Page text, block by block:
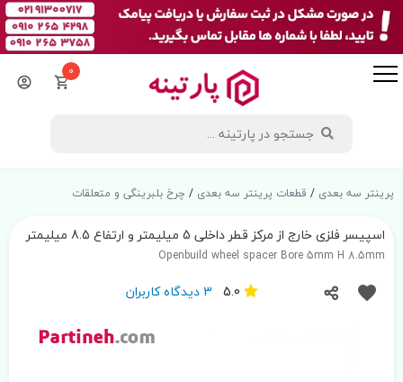
0
پرینتر سه بعدی / قطعات پرینتر سه بعدی / چرخ بلبرینگی و متعلقات
اسپیسر فلزی خارج از مرکز قطر داخلی 5 میلیمتر و ارتفاع 8.5 میلیمتر
Openbuild wheel spacer Bore 5mm H 8.5mm
3 دیدگاه کاربران